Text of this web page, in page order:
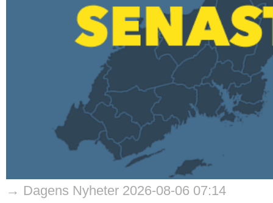
→ Dagens Nyheter 2026-08-06 07:14